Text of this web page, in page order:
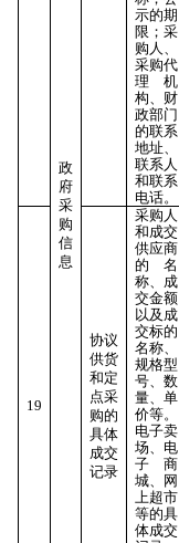
政
府
采
购
信
息
示的期
限；采
购人、
采购代
理机
构、财
政部门
的联系
地址、
联系人
和联系
电话。
19
协议
供货
和定
点采
购的
具体
成交
记录
采购人
和成交
供应商
的名
称、成
交金额
以及成
交标的
名称、
规格型
号、数
量、单
价等。
电子卖
场、电
子商
城、网
上超市
等的具
体成交